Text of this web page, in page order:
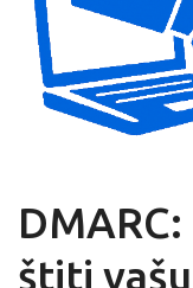
štiti